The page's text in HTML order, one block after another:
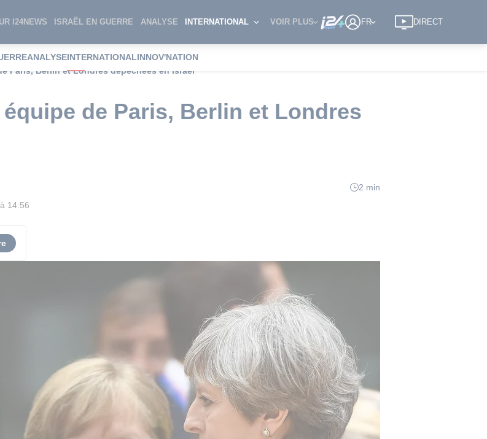
I24NEWS ISRAËL EN GUERRE ANALYSE INTERNATIONAL VOIR PLUS FR DIRECT
ANALYSEINTERNATIONALINNOV'NATION
Paris, Berlin et Londres dépêchées en Israël
de Paris, Berlin et Londres
2 min
14:56